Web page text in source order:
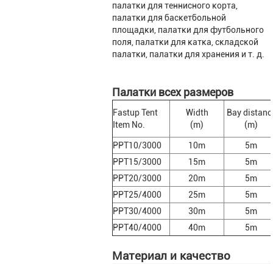
палатки для теннисного корта,
палатки для баскетбольной
площадки, палатки для футбольного
поля, палатки для катка, складской
палатки, палатки для хранения и т. д.
Палатки всех размеров
Fastup Tent
Item No.
Width
(m)
Bay
(m)
PPT10/3000 10m
5m
PPT15/3000
15m
5m
PPT20/3000
20m
5m
PPT25/4000
25m
5m
PPT30/4000
30m
5m
PPT40/4000
40m 5m
Материал и качество